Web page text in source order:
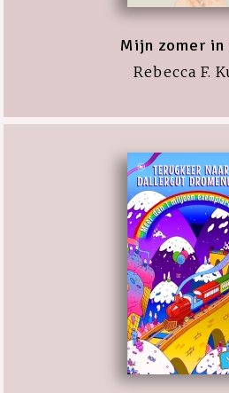
Mijn zomer in
Rebecca F.